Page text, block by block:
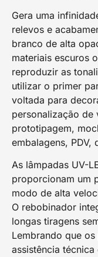
Gera uma
relevos e
branco de alta
materiais escuros
reproduzir as
utilizar o primer
voltada para
personalização de
prototipagem,
embalagens, PDV,
As lâmpadas UV-
proporcionam um
modo de alta
O rebobinador
longas tiragens
Lembrando que
assistência